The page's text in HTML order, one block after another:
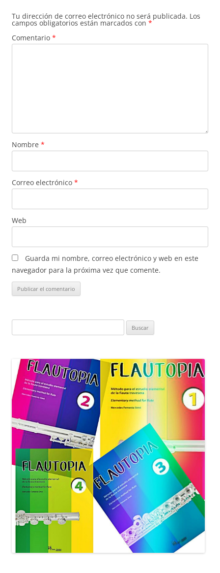
Tu dirección de correo electrónico no será publicada. Los
campos obligatorios están marcados con *
Comentario *
Nombre *
Correo electrónico *
Web
Guarda mi nombre, correo electrónico y web en este
navegador para la próxima vez que comente.